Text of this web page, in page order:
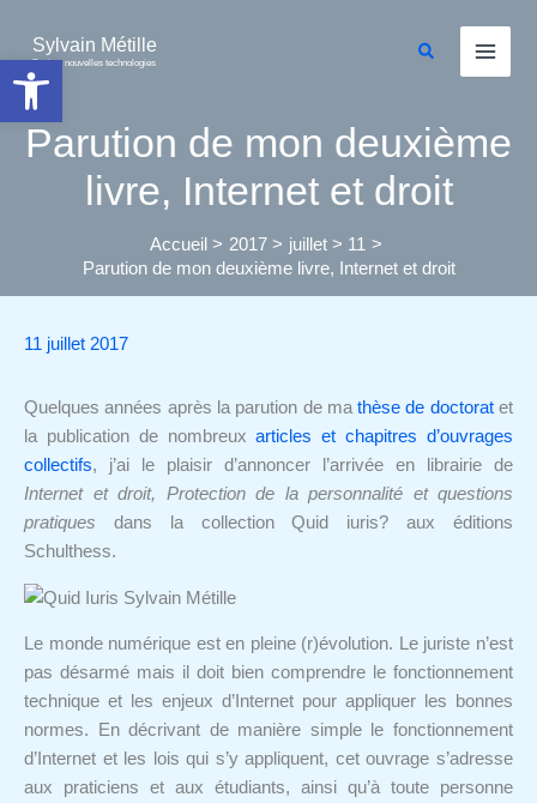
Ouvrir la barre d’outils
contenu
Sylvain Métille
Droit et nouvelles technologies
Rechercher
Parution de mon deuxième
livre, Internet et droit
Accueil 2017 juillet
11
Parution de mon deuxième livre, Internet et droit
11 juillet 2017
Quelques années après la parution de mathèse de doctoratet
la publication de nombreuxarticles et chapitres d’ouvrages
collectifs, j’ai le plaisir d’annoncer l’arrivée en librairie de
Internet et droit, Protection de la personnalité et questions
pratiques dans la collection Quid iuris? aux éditions
Schulthess.
Le monde numérique est en pleine (r)évolution. Le juriste n’est
pas désarmé mais il doit bien comprendre le fonctionnement
technique et les enjeux d’Internet pour appliquer les bonnes
normes. En décrivant de manière simple le fonctionnement
d’Internet et les lois qui s’y appliquent, cet ouvrage s’adresse
aux praticiens et aux étudiants, ainsi qu’à toute personne